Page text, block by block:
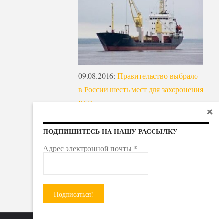
09.08.2016: Правительство выбрало
в России шесть мест для захоронения
РАО
ПОДПИШИТЕСЬ НА НАШУ РАССЫЛКУ
Адрес электронной почты *